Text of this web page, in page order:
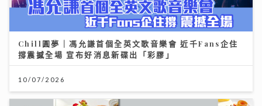
Chill圓夢｜馮允謙首個全英文歌音樂會 近千Fans企住
撐震撼全場 宣布好消息新碟出「彩膠」
10/07/2026